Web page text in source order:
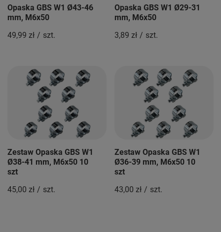
Opaska GBS W1 Ø43-46
mm, M6x50
49,99 zł / szt.
Opaska GBS W1 Ø29-31
mm, M6x50
3,89 zł / szt.
Zestaw Opaska GBS W1
Ø38-41 mm, M6x50 10
szt
45,00 zł / szt.
Zestaw Opaska GBS W1
Ø36-39 mm, M6x50 10
szt
43,00 zł / szt.